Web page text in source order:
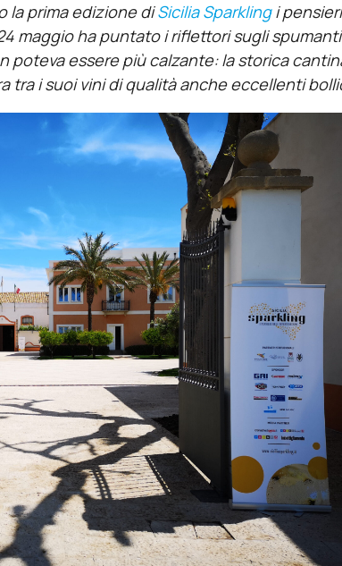
la prima edizione diSicilia Sparklingi pensieri
maggio ha puntato i riflettori sugli
poteva essere più calzante: la storica
tra i suoi vini di qualità anche eccellenti